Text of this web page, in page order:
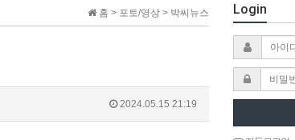
홈 > 포토/영상 > 박씨뉴스
2024.05.15 21:19
Login